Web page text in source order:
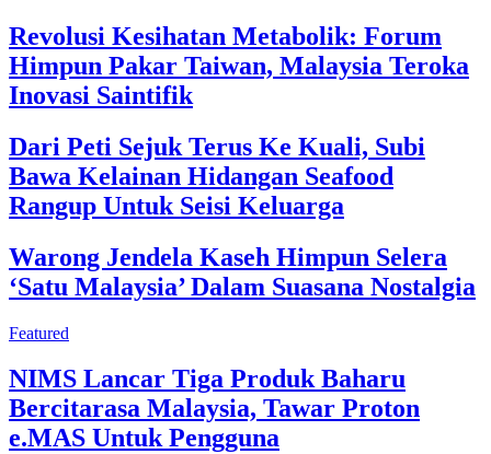
Revolusi Kesihatan Metabolik: Forum
Himpun Pakar Taiwan, Malaysia Teroka
Inovasi Saintifik
Dari Peti Sejuk Terus Ke Kuali, Subi
Bawa Kelainan Hidangan Seafood
Rangup Untuk Seisi Keluarga
Warong Jendela Kaseh Himpun Selera
‘Satu Malaysia’ Dalam Suasana Nostalgia
Featured
NIMS Lancar Tiga Produk Baharu
Bercitarasa Malaysia, Tawar Proton
e.MAS Untuk Pengguna